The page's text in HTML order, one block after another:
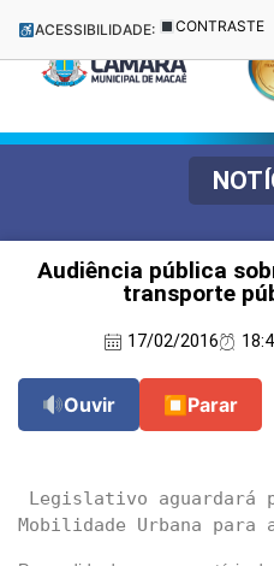
ACESSIBILIDADE: CONTRASTE
Audiência pública
transporte
17/02/2016
Ouvir ⏹ Parar